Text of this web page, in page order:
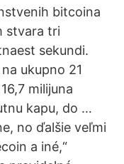
bitcoina
stvara tri
sekundi.
ukupno 21
milijuna
kapu, do …
no ďalšie veľmi
a iné,“